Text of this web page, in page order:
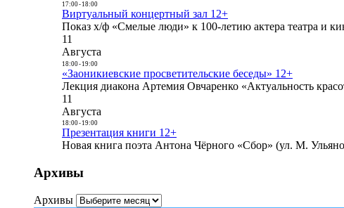
17:00- 18:00
Виртуальный концертный зал 12+
Показ х/ф «Смелые люди» к 100-летию актера театра и
11
Августа
18:00- 19:00
«Заоникиевские просветительские беседы» 12+
Лекция диакона Артемия Овчаренко «Актуальность
11
Августа
18:00- 19:00
Презентация книги 12+
Новая книга поэта Антона Чёрного «Сбор» (ул. М.
Архивы
Архивы